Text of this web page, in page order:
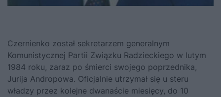
Czernienko został sekretarzem generalnym
Komunistycznej Partii Związku Radzieckiego w lutym
1984 roku, zaraz po śmierci swojego poprzednika,
Jurija Andropowa. Oficjalnie utrzymał się u steru
władzy przez kolejne dwanaście miesięcy, do 10